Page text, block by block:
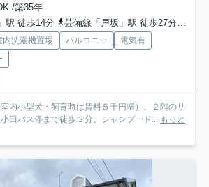
/築35年
駅 徒歩14分
芸備線「戸坂」駅 徒歩27分
内洗濯機置場 バルコニー
電気有
内小型犬・飼育時は賃料５千円増）。２階のリ
田バス停まで徒歩３分。シャンプード...
もっと